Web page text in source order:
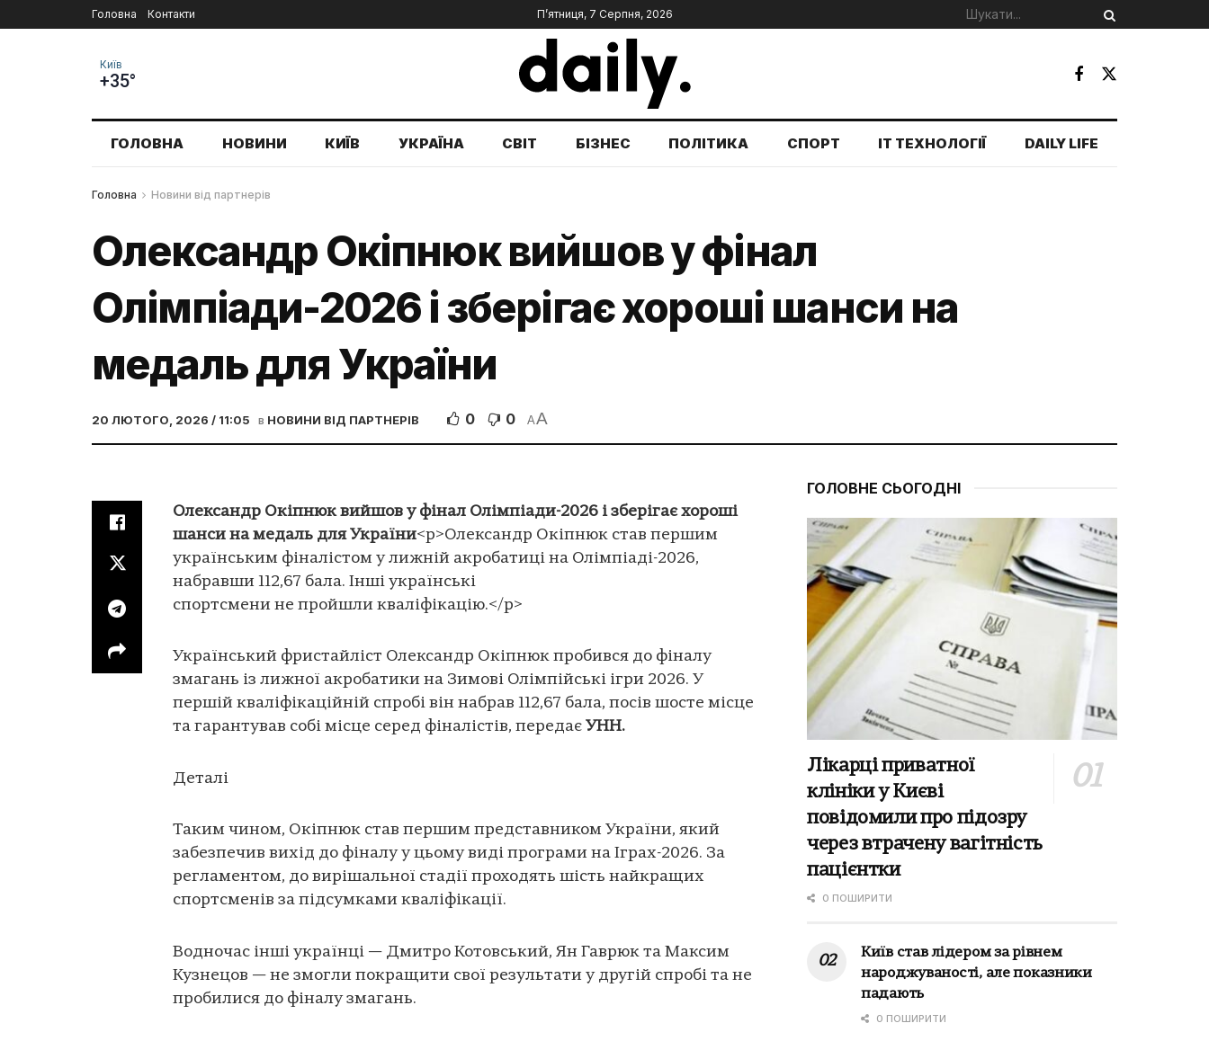
Головна Контакти П’ятниця, 7 Серпня, 2026
Київ
+35°
ГОЛОВНА НОВИНИ КИЇВ УКРАЇНА СВІТ БІЗНЕС ПОЛІТИКА СПОРТ IT ТЕХНОЛОГІЇ DAILY LIFE
Головна Новини від партнерів
Олександр Окіпнюк вийшов у фінал
Олімпіади-2026 і зберігає хороші шанси на
медаль для України
20 ЛЮТОГО, 2026 / 11:05 в НОВИНИ ВІД ПАРТНЕРІВ 0 0 AA
Олександр Окіпнюк вийшов у фінал Олімпіади-2026 і зберігає хороші
шанси на медаль для України<p>Олександр Окіпнюк став першим
українським фіналістом у лижній акробатиці на Олімпіаді-2026,
набравши 112,67 бала. Інші українські
спортсмени не пройшли кваліфікацію.</p>
Український фристайліст Олександр Окіпнюк пробився до фіналу
змагань із лижної акробатики на Зимові Олімпійські ігри 2026. У
першій кваліфікаційній спробі він набрав 112,67 бала, посів шосте місце
та гарантував собі місце серед фіналістів, передає УНН.
Деталі
Таким чином, Окіпнюк став першим представником України, який
забезпечив вихід до фіналу у цьому виді програми на Іграх-2026. За
регламентом, до вирішальної стадії проходять шість найкращих
спортсменів за підсумками кваліфікації.
Водночас інші українці — Дмитро Котовський, Ян Гаврюк та Максим
Кузнецов — не змогли покращити свої результати у другій спробі та не
пробилися до фіналу змагань.
ГОЛОВНЕ СЬОГОДНІ
Лікарці приватної
клініки у Києві
повідомили про підозру
через втрачену вагітність
пацієнтки
0 ПОШИРИТИ
Київ став лідером за рівнем
народжуваності, але показники
падають
0 ПОШИРИТИ